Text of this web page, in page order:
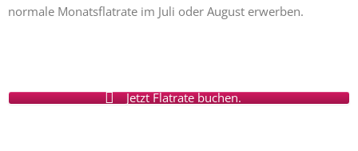
normale Monatsflatrate im Juli oder August erwerben.
Jetzt Flatrate buchen.